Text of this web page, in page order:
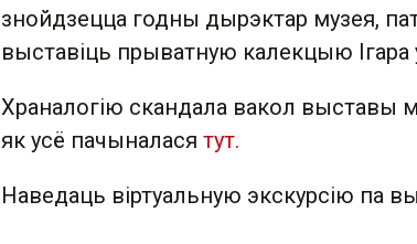
знойдзецца годны дырэктар музея,
выставіць прыватную калекцыю Ігара
Храналогію скандала вакол выставы
як усё пачыналася тут.
Наведаць віртуальную экскурсію па